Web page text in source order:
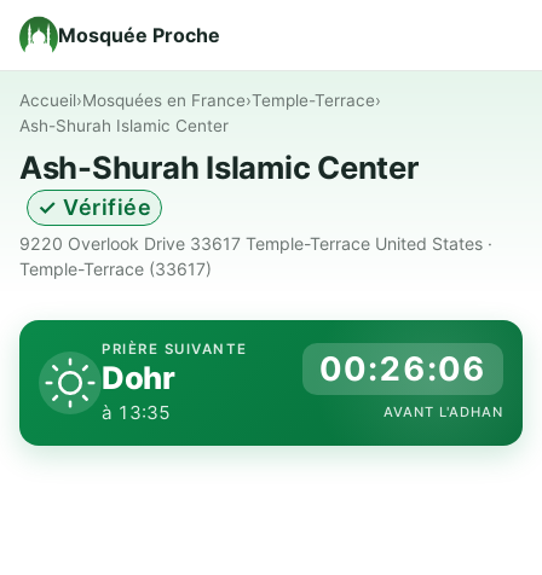
Mosquée Proche
Accueil›Mosquées en France›Temple-Terrace›
Ash-Shurah Islamic Center
Ash-Shurah Islamic Center
✓ Vérifiée
9220 Overlook Drive 33617 Temple-Terrace United States ·
Temple-Terrace (33617)
PRIÈRE SUIVANTE
Dohr
à 13:35
00:26:05
AVANT L'ADHAN